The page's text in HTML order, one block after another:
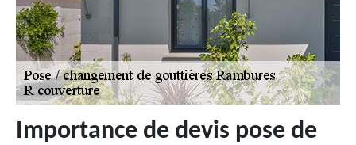
Importance de devis pose de